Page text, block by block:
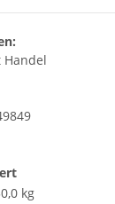
Handel
kg